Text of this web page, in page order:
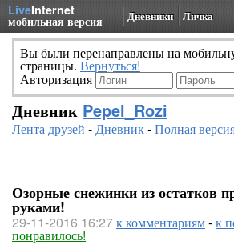
LiveInternet
мобильная версия Дневники Личка
Вы были перенаправлены на
страницы. Вернуться!
Авторизация
Дневник Pepel_Rozi
Лента друзей -Дневник-Полная
Озорные снежинки из остатков
руками!
29-11-2016 16:27к комментариям-к
понравилось!